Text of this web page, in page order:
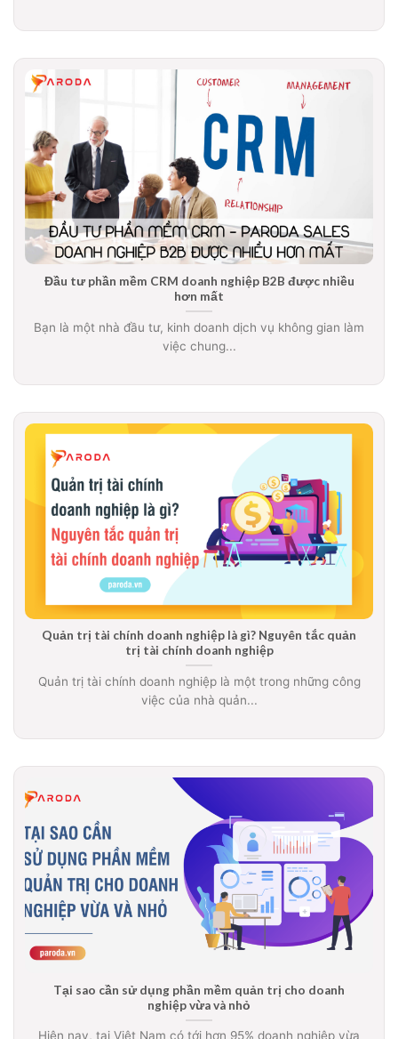
Đầu tư phần mềm CRM doanh nghiệp B2B được nhiều
hơn mất
Bạn là một nhà đầu tư, kinh doanh dịch vụ không gian làm
việc chung...
Quản trị tài chính doanh nghiệp là gì? Nguyên tắc quản
trị tài chính doanh nghiệp
Quản trị tài chính doanh nghiệp là một trong những công
việc của nhà quản...
Tại sao cần sử dụng phần mềm quản trị cho doanh
nghiệp vừa và nhỏ
Hiện nay, tại Việt Nam có tới hơn 95% doanh nghiệp vừa